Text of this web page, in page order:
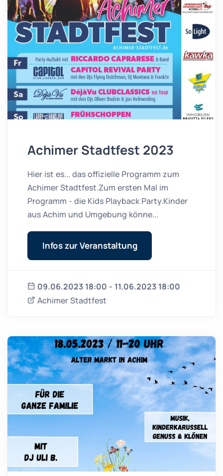
Achimer Stadtfest 2023
Hier ist es... das offizielle Programm zum
Achimer Stadtfest.Zum ersten Mal im
Programm - die Kids Playback Party.Kinder
aus Achim und Umgebung könne...
Infos zur Veranstaltung
09.06.2023 18:00 - 11.06.2023 18:00
Achimer Stadtfest